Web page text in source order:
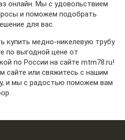
онлайн. Мы с удовольствием
и поможем подобрать
для вас.
купить медно-никелевую трубу
по выгодной цене от
по России на сайте mtm78.ru!
сайте или свяжитесь с нашим
и мы с радостью поможем вам